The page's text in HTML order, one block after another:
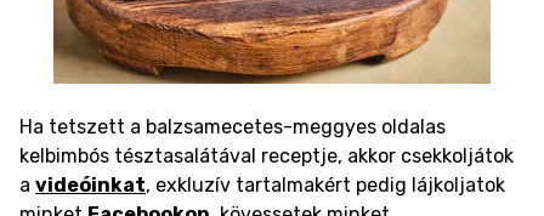
Ha tetszett a balzsamecetes-meggyes oldalas
kelbimbós tésztasalátával receptje, akkor csekkoljátok
a videóinkat, exkluzív tartalmakért pedig lájkoljatok